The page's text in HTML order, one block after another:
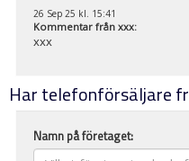
26 Sep 25 kl. 15:41
Kommentar från xxx:
xxx
Har telefonförsäljare
Namn på företaget: